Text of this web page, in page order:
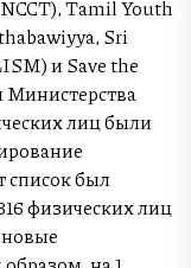
Tamil Youth
Sri
и Save the
Министерства
лиц были
список был
физических лиц